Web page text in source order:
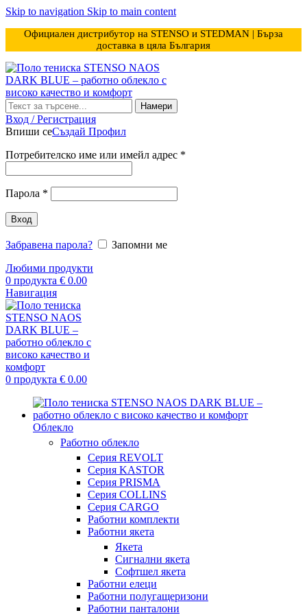
Skip to navigation Skip to main content
Официален дистрибутор на STENSO и STEDMAN | Бърза
доставка в цяла България
Намери
Вход / Регистрация
Впиши сеСъздай Профил
Потребителско име или имейл адрес *
Парола *
Вход
Забравена парола?
Запомни ме
Любими продукти
0 продукта € 0.00
Навигация
0 продукта € 0.00
Облекло
Работно облекло
Серия REVOLT
Серия KASTOR
Серия PRISMA
Серия COLLINS
Серия CARGO
Работни комплекти
Работни якета
Якета
Сигнални якета
Софтшел якета
Работни елеци
Работни полугащеризони
Работни панталони